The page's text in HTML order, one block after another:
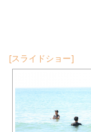
[スライドショー]